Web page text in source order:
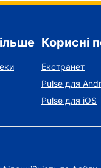
Корисні
Екстранет
Pulse для
Pulse для iOS